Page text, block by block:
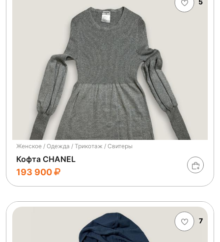
5
Женское / Одежда / Трикотаж / Свитеры
Кофта CHANEL
193 900
7